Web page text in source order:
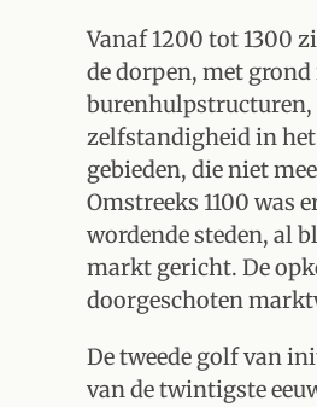
Vanaf 1200 tot 1300
de dorpen, met
burenhulpstructuren,
zelfstandigheid in
gebieden, die niet
Omstreeks 1100 was
wordende steden, al
markt gericht. De
doorgeschoten
De tweede golf van
van de twintigste